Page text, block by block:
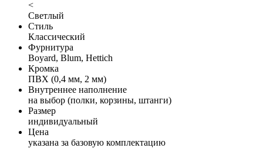
<
Светлый
Стиль
Классический
Фурнитура
Boyard, Blum, Hettich
Кромка
ПВХ (0,4 мм, 2 мм)
Внутреннее наполнение
на выбор (полки, корзины, штанги)
Размер
индивидуальный
Цена
указана за базовую комплектацию